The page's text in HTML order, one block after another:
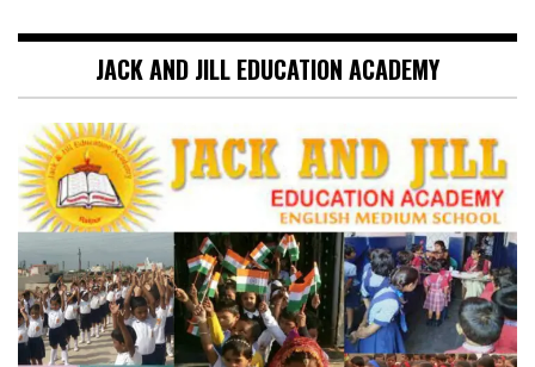
JACK AND JILL EDUCATION ACADEMY